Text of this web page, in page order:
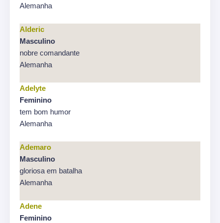
Alemanha
Alderic
Masculino
nobre comandante
Alemanha
Adelyte
Feminino
tem bom humor
Alemanha
Ademaro
Masculino
gloriosa em batalha
Alemanha
Adene
Feminino